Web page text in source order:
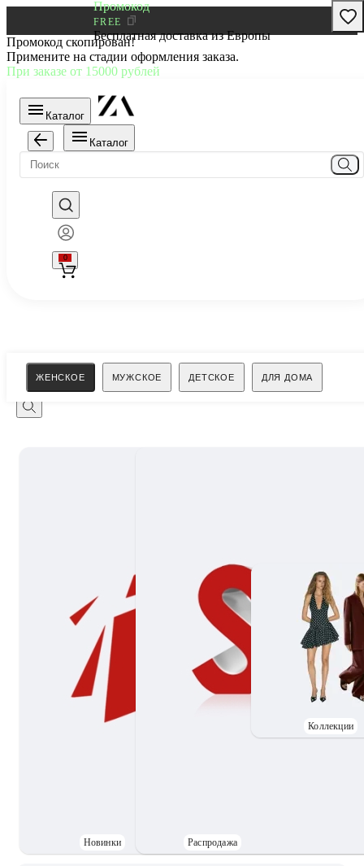
Промокод
FREE
Бесплатная доставка из Европы
Промокод скопирован!
Примените на стадии оформления заказа.
При заказе от 15000 рублей
Каталог
Каталог
0
ЖЕНСКОЕ МУЖСКОЕ ДЕТСКОЕ ДЛЯ ДОМА
Поиск
Новинки Распродажа
Коллекции